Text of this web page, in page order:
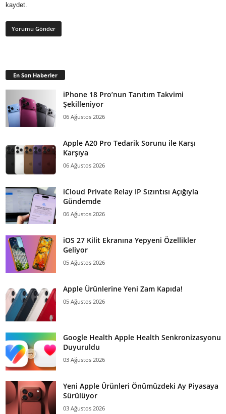
kaydet.
En Son Haberler
iPhone 18 Pro’nun Tanıtım Takvimi
Şekilleniyor
06 Ağustos 2026
Apple A20 Pro Tedarik Sorunu ile Karşı
Karşıya
06 Ağustos 2026
iCloud Private Relay IP Sızıntısı Açığıyla
Gündemde
06 Ağustos 2026
iOS 27 Kilit Ekranına Yepyeni Özellikler
Geliyor
05 Ağustos 2026
Apple Ürünlerine Yeni Zam Kapıda!
05 Ağustos 2026
Google Health Apple Health Senkronizasyonu
Duyuruldu
03 Ağustos 2026
Yeni Apple Ürünleri Önümüzdeki Ay Piyasaya
Sürülüyor
03 Ağustos 2026